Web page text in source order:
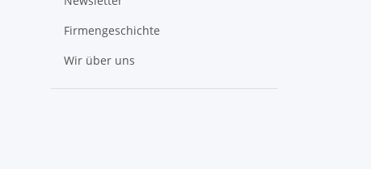
Firmengeschichte
Wir über uns